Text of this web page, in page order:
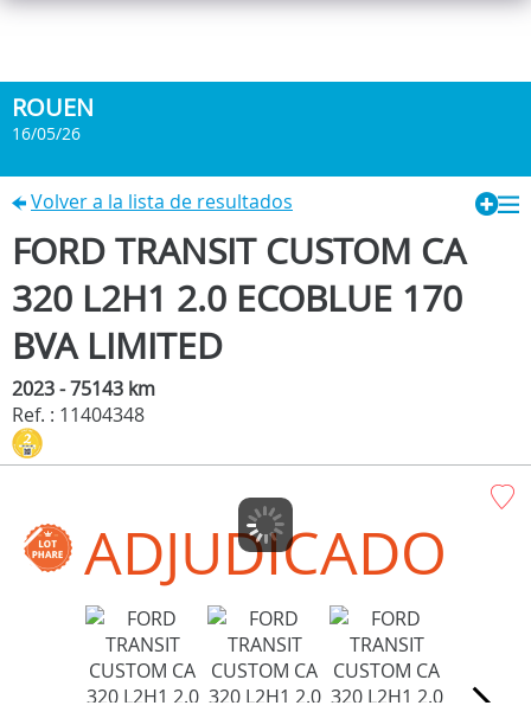
ROUEN
16/05/26
Volver a la lista de resultados
FORD TRANSIT CUSTOM CA
320 L2H1 2.0 ECOBLUE 170
BVA LIMITED
2023 - 75143 km
Ref. : 11404348
ADJUDICADO